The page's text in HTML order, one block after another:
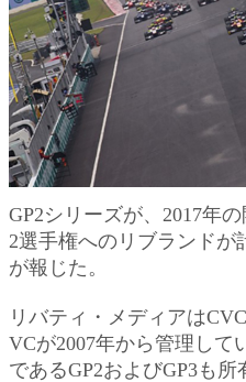
GP2シリーズが、2017年
2選手権へのリブランドが
が報じた。
リバティ・メディアは
VCが2007年から管理して
であるGP2およびGP3も所